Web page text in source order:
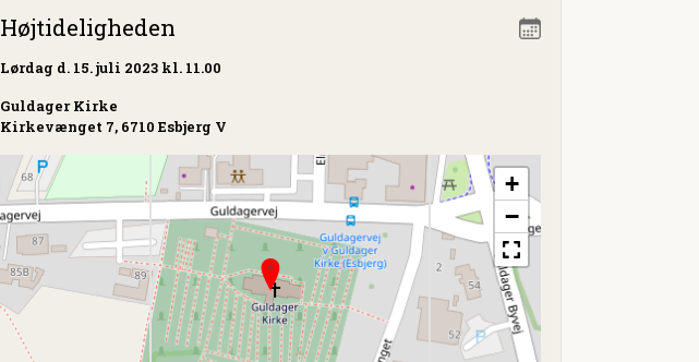
Højtideligheden
Lørdag d. 15. juli 2023 kl. 11.00
Guldager Kirke
Kirkevænget 7, 6710 Esbjerg V
+
−